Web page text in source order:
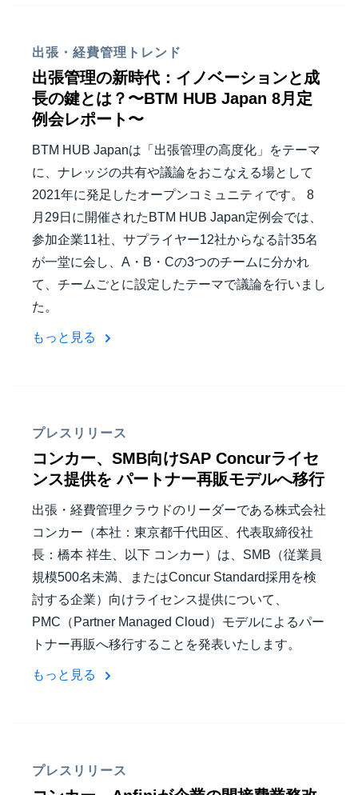
出張・経費管理トレンド
出張管理の新時代：イノベーションと成
長の鍵とは？〜BTM HUB Japan 8月定
例会レポート〜
BTM HUB Japanは「出張管理の高度化」をテーマ
に、ナレッジの共有や議論をおこなえる場として
2021年に発足したオープンコミュニティです。 8
月29日に開催されたBTM HUB Japan定例会では、
参加企業11社、サプライヤー12社からなる計35名
が一堂に会し、A・B・Cの3つのチームに分かれ
て、チームごとに設定したテーマで議論を行いまし
た。
もっと見る
プレスリリース
コンカー、SMB向けSAP Concurライセ
ンス提供を パートナー再販モデルへ移行
出張・経費管理クラウドのリーダーである株式会社
コンカー（本社：東京都千代田区、代表取締役社
長：橋本 祥生、以下 コンカー）は、SMB（従業員
規模500名未満、またはConcur Standard採用を検
討する企業）向けライセンス提供について、
PMC（Partner Managed Cloud）モデルによるパー
トナー再販へ移行することを発表いたします。
もっと見る
プレスリリース